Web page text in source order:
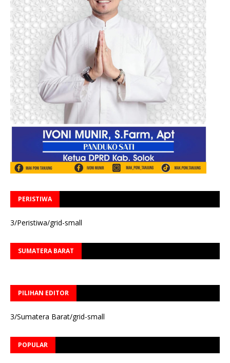
PERISTIWA
3/Peristiwa/grid-small
SUMATERA BARAT
PILIHAN EDITOR
3/Sumatera Barat/grid-small
POPULAR